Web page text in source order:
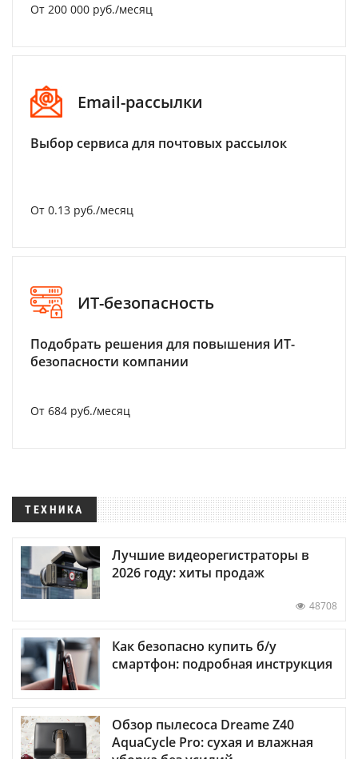
От 200 000 руб./месяц
Email-рассылки
Выбор сервиса для почтовых рассылок
От 0.13 руб./месяц
ИТ-безопасность
Подобрать решения для повышения ИТ-
безопасности компании
От 684 руб./месяц
ТЕХНИКА
Лучшие видеорегистраторы в
2026 году: хиты продаж
48708
Как безопасно купить б/у
смартфон: подробная инструкция
Обзор пылесоса Dreame Z40
AquaCycle Pro: сухая и влажная